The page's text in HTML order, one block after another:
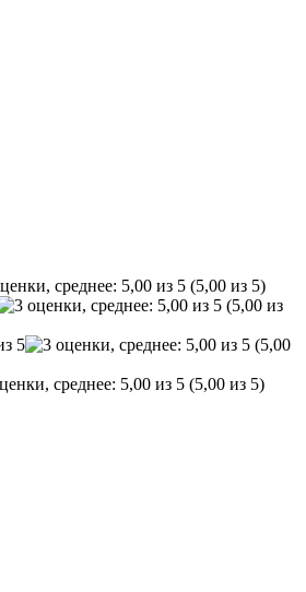
(5,00 из 5)
(5,00 из
(5,00
(5,00 из 5)